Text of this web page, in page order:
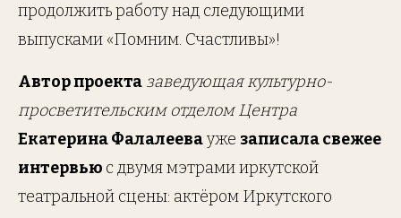
продолжить работу над следующими
выпусками «Помним. Счастливы»!
Автор проекта заведующая культурно-
просветительским отделом Центра
Екатерина Фалалеевауже записала свежее
интервью с двумя мэтрами иркутской
театральной сцены: актёром Иркутского